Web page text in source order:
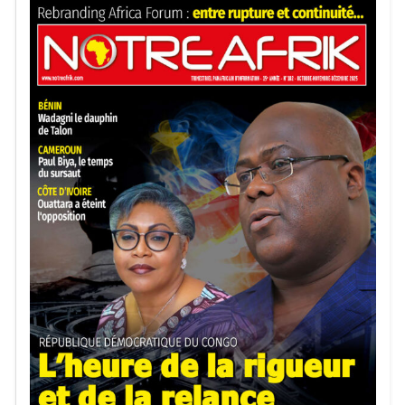
Guinéens. Elle a souligné que ces expulsions s’inscrivent
dans le cadre d’accords bilatéraux existants et relèvent de
la souveraineté allemande. Un porte-parole du ministère
allemand de l’Intérieur a précisé à l’AFP que 30 personnes
avaient été renvoyées vers la Guinée en janvier 2026,
contre 20 à la même période en 2025. Au total, 169
expulsions vers la Guinée ont été enregistrées en 2025.
Lire :Sénégal : enquête officielle sur les violences
politiques entre 2021 et 2024
Une diaspora importante et des flux migratoires
soutenus
Ces dernières années, la Guinée figure parmi les
principaux pays africains d’origine de migrants tentant de
rejoindre clandestinement le Maghreb et l’Europe,